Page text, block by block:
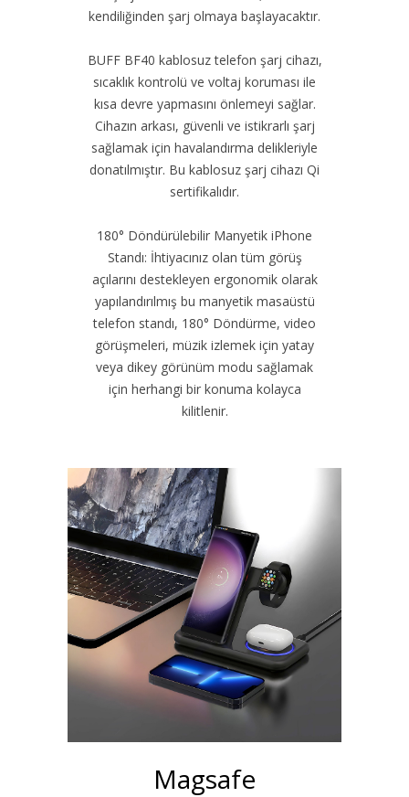
kendiliğinden şarj olmaya başlayacaktır.
BUFF BF40 kablosuz telefon şarj cihazı,
sıcaklık kontrolü ve voltaj koruması ile
kısa devre yapmasını önlemeyi sağlar.
Cihazın arkası, güvenli ve istikrarlı şarj
sağlamak için havalandırma delikleriyle
donatılmıştır. Bu kablosuz şarj cihazı Qi
sertifikalıdır.
180° Döndürülebilir Manyetik iPhone
Standı: İhtiyacınız olan tüm görüş
açılarını destekleyen ergonomik olarak
yapılandırılmış bu manyetik masaüstü
telefon standı, 180° Döndürme, video
görüşmeleri, müzik izlemek için yatay
veya dikey görünüm modu sağlamak
için herhangi bir konuma kolayca
kilitlenir.
Magsafe